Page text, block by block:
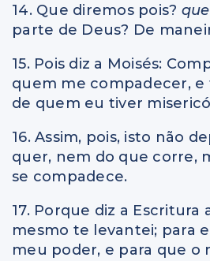
14. Que diremos pois?
parte de Deus? De
15. Pois diz a Moisés:
quem me compadecer, e
de quem eu tiver
16. Assim, pois, isto não
quer, nem do que corre,
se compadece.
17. Porque diz a Escritura
mesmo te levantei; para
meu poder, e para que o